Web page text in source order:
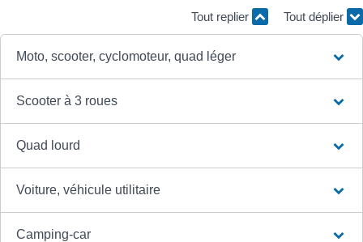
Tout replier Tout déplier
Moto, scooter, cyclomoteur, quad léger
Scooter à 3 roues
Quad lourd
Voiture, véhicule utilitaire
Camping-car